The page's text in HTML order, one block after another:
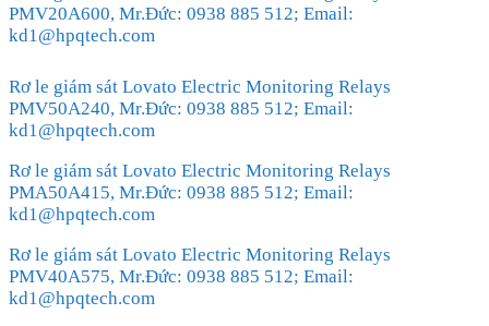
PMV20A600, Mr.Đức: 0938 885 512; Email:
kd1@hpqtech.com
Rơ le giám sát Lovato Electric Monitoring Relays
PMV50A240, Mr.Đức: 0938 885 512; Email:
kd1@hpqtech.com
Rơ le giám sát Lovato Electric Monitoring Relays
PMA50A415, Mr.Đức: 0938 885 512; Email:
kd1@hpqtech.com
Rơ le giám sát Lovato Electric Monitoring Relays
PMV40A575, Mr.Đức: 0938 885 512; Email:
kd1@hpqtech.com